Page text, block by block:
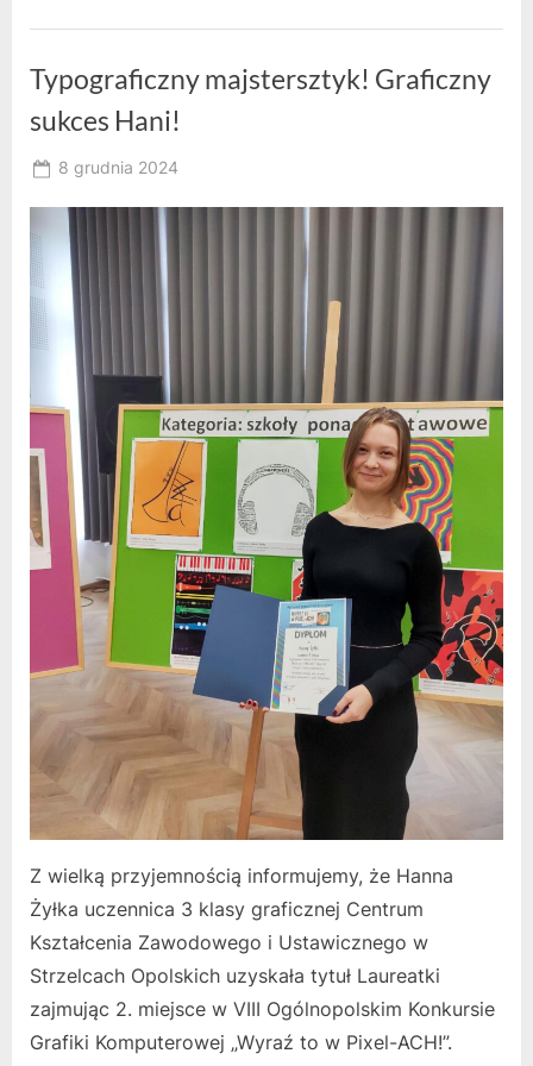
Typograficzny majstersztyk! Graficzny
sukces Hani!
Posted
8 grudnia 2024
Z wielką przyjemnością informujemy, że Hanna
Żyłka uczennica 3 klasy graficznej Centrum
Kształcenia Zawodowego i Ustawicznego w
Strzelcach Opolskich uzyskała tytuł Laureatki
zajmując 2. miejsce w VIII Ogólnopolskim Konkursie
Grafiki Komputerowej „Wyraź to w Pixel-ACH!”.